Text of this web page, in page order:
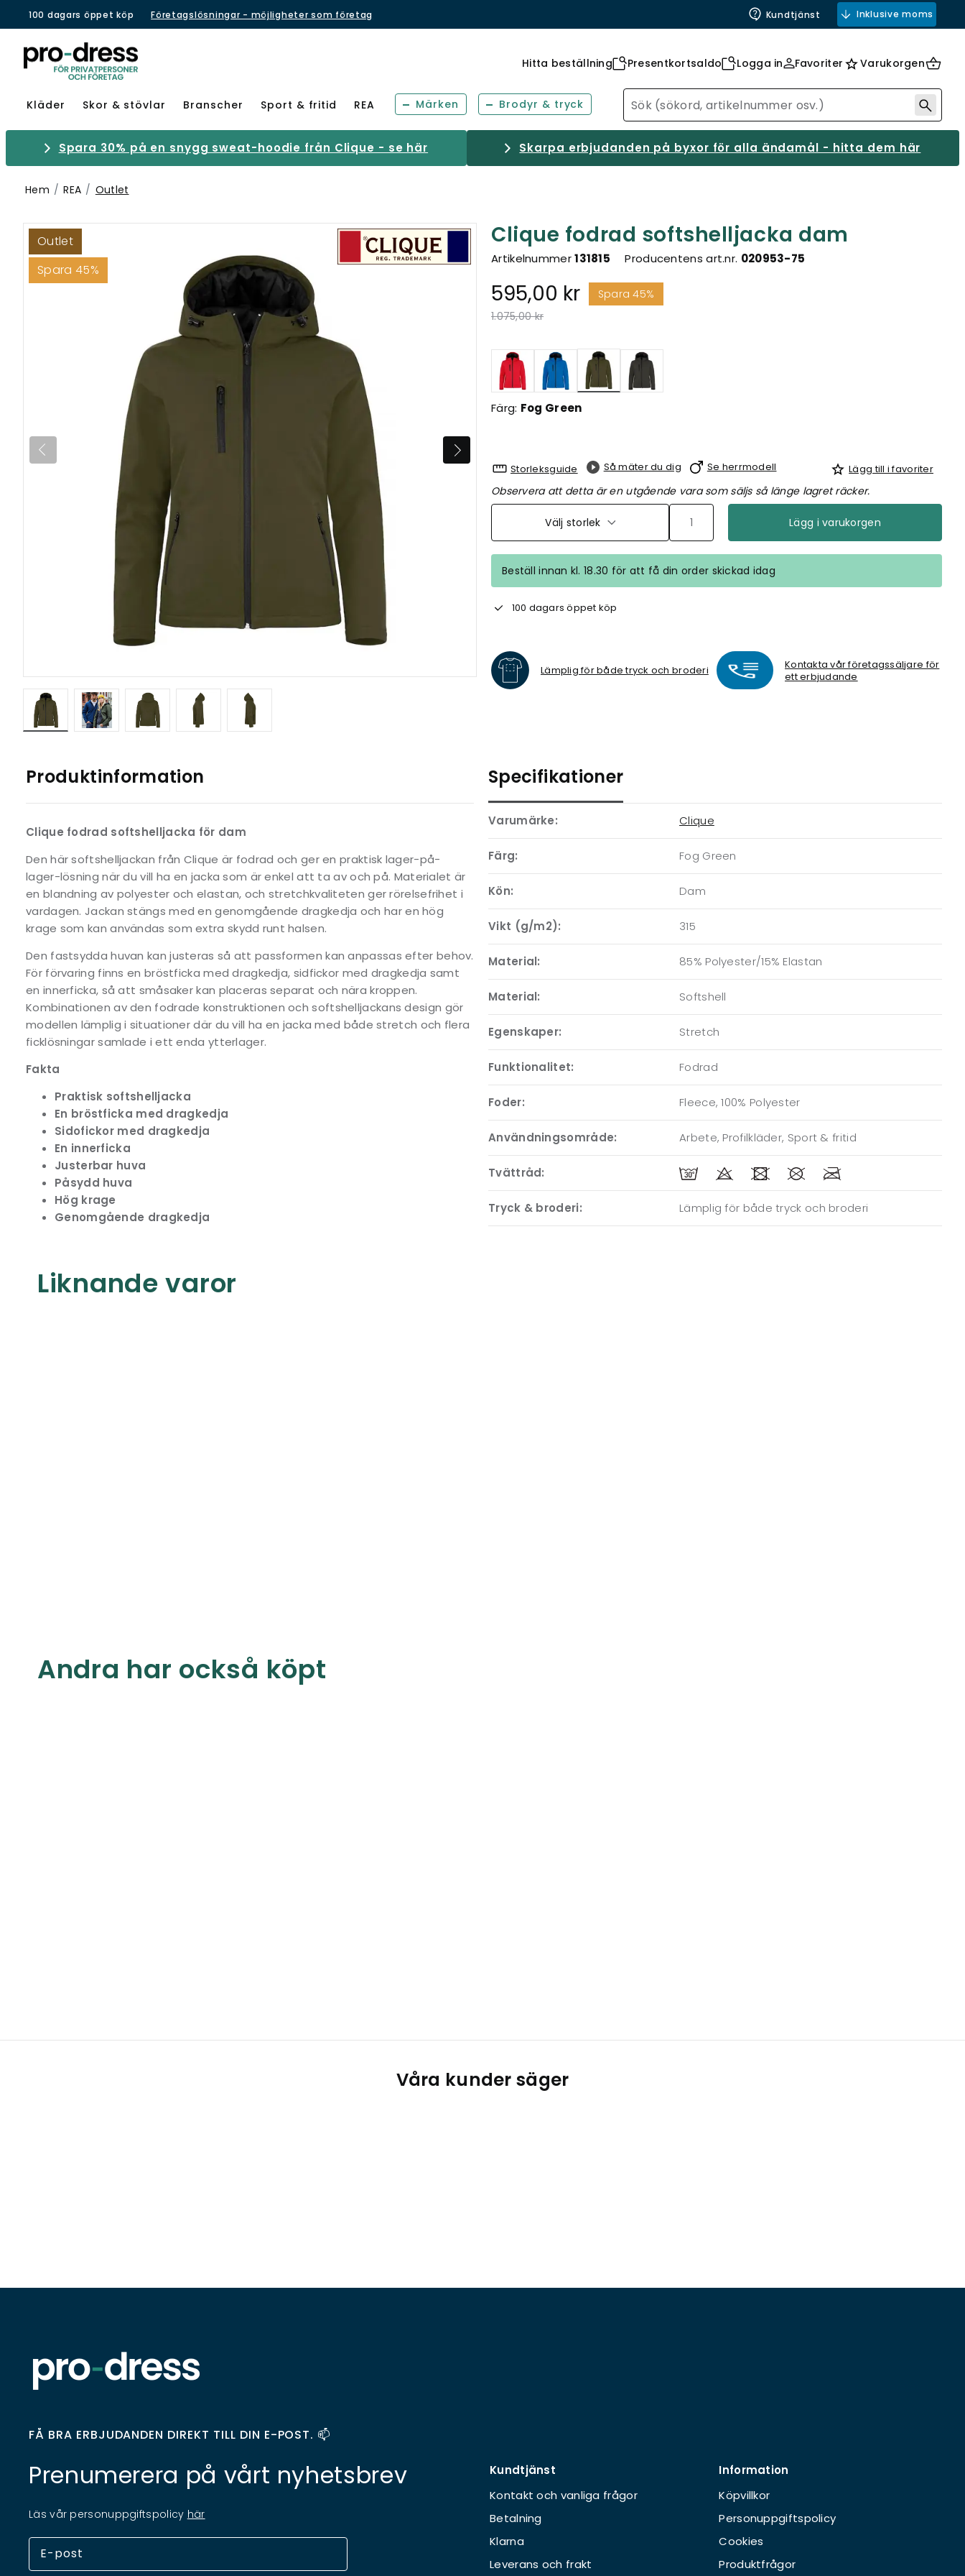
100 dagars öppet köp Företagslösningar - möjligheter som företag Kundtjänst Inklusive moms
Hitta beställning Presentkortsaldo Logga in Favoriter Varukorgen
Kläder Skor & stövlar Branscher Sport & fritid REA Märken Brodyr & tryck
Spara 30% på en snygg sweat-hoodie från Clique - se här Skarpa erbjudanden på byxor för alla ändamål - hitta dem här
Hem REA Outlet
Outlet
Spara 45%
Clique fodrad softshelljacka dam
Artikelnummer131815 Producentens art.nr. 020953-75
595,00 kr
Spara 45%
Pris nedsatt från
1.075,00 krtill
Valda
Färg: Fog Green
Storleksguide Så mäter du dig Se herrmodell Lägg till i favoriter
Observera att detta är en utgående vara som säljs så länge lagret räcker.
Välj storlek Lägg i varukorgen
Beställ innan kl. 18.30 för att få din order skickad idag
100 dagars öppet köp
Lämplig för både tryck och broderi
Kontakta vår företagssäljare för
ett erbjudande
Produktinformation
Clique fodrad softshelljacka för dam
Den här softshelljackan från Clique är fodrad och ger en praktisk lager-på-
lager-lösning när du vill ha en jacka som är enkel att ta av och på. Materialet är
en blandning av polyester och elastan, och stretchkvaliteten ger rörelsefrihet i
vardagen. Jackan stängs med en genomgående dragkedja och har en hög
krage som kan användas som extra skydd runt halsen.
Den fastsydda huvan kan justeras så att passformen kan anpassas efter behov.
För förvaring finns en bröstficka med dragkedja, sidfickor med dragkedja samt
en innerficka, så att småsaker kan placeras separat och nära kroppen.
Kombinationen av den fodrade konstruktionen och softshelljackans design gör
modellen lämplig i situationer där du vill ha en jacka med både stretch och flera
ficklösningar samlade i ett enda ytterlager.
Fakta
Praktisk softshelljacka
En bröstficka med dragkedja
Sidofickor med dragkedja
En innerficka
Justerbar huva
Påsydd huva
Hög krage
Genomgående dragkedja
Specifikationer
Varumärke: Clique
Färg: Fog Green
Kön: Dam
Vikt (g/m2): 315
Material: 85% Polyester/15% Elastan
Material: Softshell
Egenskaper: Stretch
Funktionalitet: Fodrad
Foder: Fleece, 100% Polyester
Användningsområde: Arbete, Profilkläder, Sport & fritid
Tvättråd:
Tryck & broderi: Lämplig för både tryck och broderi
Liknande varor
Andra har också köpt
Våra kunder säger
FÅ BRA ERBJUDANDEN DIREKT TILL DIN E-POST. 📫
Prenumerera på vårt nyhetsbrev
Läs vår personuppgiftspolicy här
Kundtjänst
Kontakt och vanliga frågor
Betalning
Klarna
Leverans och frakt
Information
Köpvillkor
Personuppgiftspolicy
Cookies
Produktfrågor